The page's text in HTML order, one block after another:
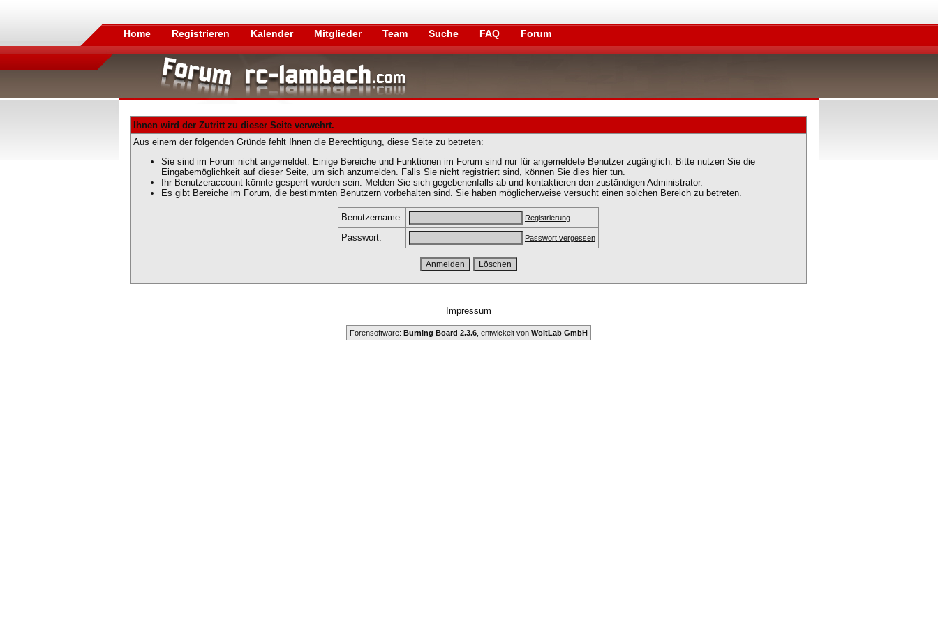
Home Registrieren Kalender Mitglieder Team Suche FAQ Forum
Ihnen wird der Zutritt zu dieser Seite verwehrt.
Aus einem der folgenden Gründe fehlt Ihnen die Berechtigung, diese Seite zu betreten:
Sie sind im Forum nicht angemeldet. Einige Bereiche und Funktionen im Forum sind nur für angemeldete Benutzer zugänglich. Bitte nutzen Sie die
Eingabemöglichkeit auf dieser Seite, um sich anzumelden. Falls Sie nicht registriert sind, können Sie dies hier tun.
Ihr Benutzeraccount könnte gesperrt worden sein. Melden Sie sich gegebenenfalls ab und kontaktieren den zuständigen Administrator.
Es gibt Bereiche im Forum, die bestimmten Benutzern vorbehalten sind. Sie haben möglicherweise versucht einen solchen Bereich zu betreten.
Benutzername: Registrierung
Passwort: Passwort vergessen
Impressum
Forensoftware: Burning Board 2.3.6, entwickelt von WoltLab GmbH